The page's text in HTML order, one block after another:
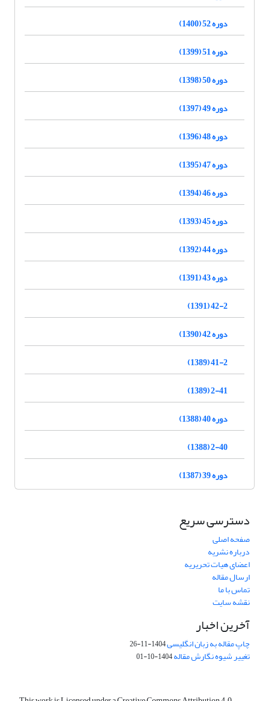
دوره 52 (1400)
دوره 51 (1399)
دوره 50 (1398)
دوره 49 (1397)
دوره 48 (1396)
دوره 47 (1395)
دوره 46 (1394)
دوره 45 (1393)
دوره 44 (1392)
دوره 43 (1391)
42-2 (1391)
دوره 42 (1390)
41-2 (1389)
2-41 (1389)
دوره 40 (1388)
2-40 (1388)
دوره 39 (1387)
دسترسی سریع
صفحه اصلی
درباره نشریه
اعضای هیات تحریریه
ارسال مقاله
تماس با ما
نقشه سایت
آخرین اخبار
چاپ مقاله به زبان انگلیسی1404-11-26
تغییر شیوه نگارش مقاله1404-10-01